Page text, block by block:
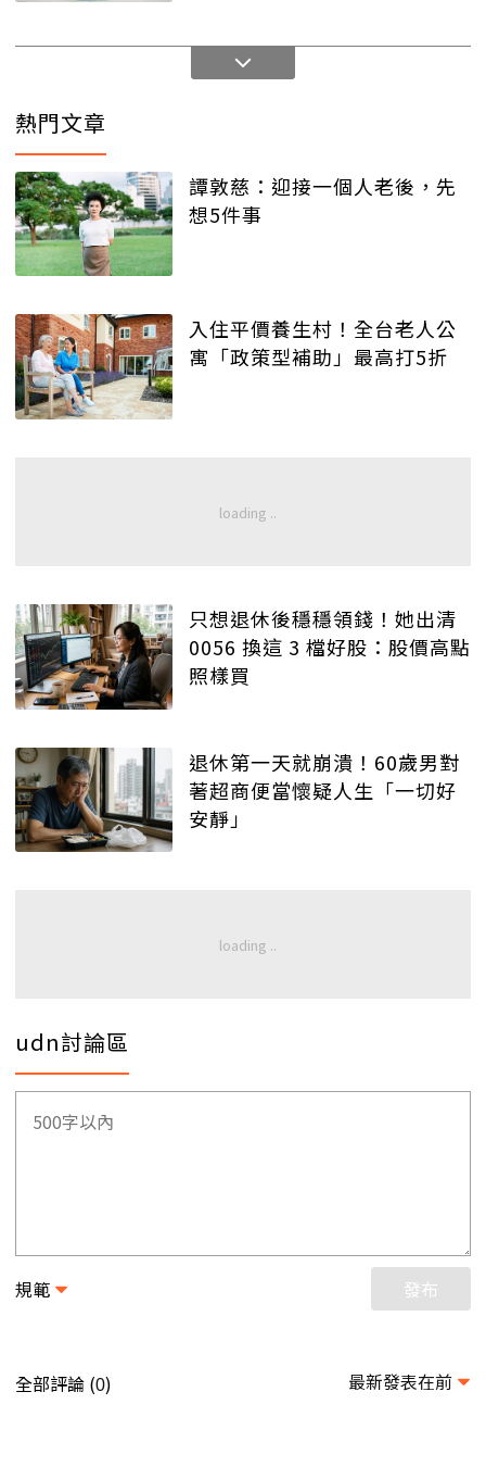
熱門文章
譚敦慈：迎接一個人老後，先
想5件事
入住平價養生村！全台老人公
寓「政策型補助」最高打5折
只想退休後穩穩領錢！她出清
0056 換這 3 檔好股：股價高點
照樣買
退休第一天就崩潰！60歲男對
著超商便當懷疑人生「一切好
安靜」
udn討論區
規範 發布
全部評論 (0) 最新發表在前